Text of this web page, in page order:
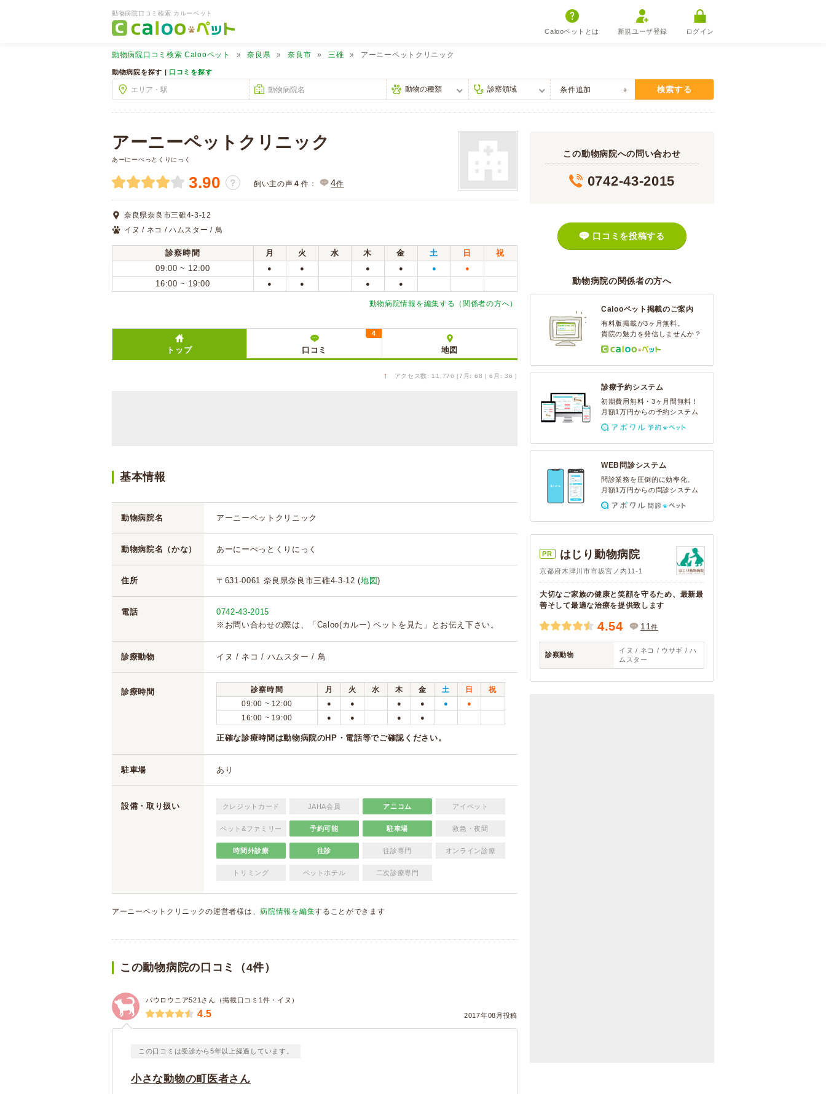
動物病院口コミ検索 カルーペット
Calooペットとは 新規ユーザ登録 ログイン
動物病院口コミ検索 Calooペット 奈良県 奈良市 三碓 アーニーペットクリニック
動物病院を探す | 口コミを探す
条件追加 検索する
アーニーペットクリニック
あーにーぺっとくりにっく
3.90 ？ 飼い主の声 4 件： 4件
奈良県奈良市三碓4-3-12
イヌ / ネコ / ハムスター / 鳥
診察時間 月 火 水 木 金 土 日
祝
09:00 ~ 12:00
● ● ● ● ● ●
16:00 ~ 19:00 ● ● ● ●
動物病院情報を編集する（関係者の方へ）
トップ 口コミ
4
地図
↑ アクセス数: 11,776 [7月: 68 | 6月: 36 ]
基本情報
動物病院名 アーニーペットクリニック
動物病院名（かな） あーにーぺっとくりにっく
住所 〒631-0061 奈良県奈良市三碓4-3-12 (地図)
電話
0742-43-2015
※お問い合わせの際は、「Caloo(カルー) ペットを見た」とお伝え下さい。
診療動物 イヌ / ネコ / ハムスター / 鳥
診療時間 診察時間 月 火 水 木 金 土 日
祝
09:00 ~ 12:00
● ● ● ● ● ●
16:00 ~ 19:00 ● ● ● ●
正確な診療時間は動物病院のHP・電話等でご確認ください。
駐車場 あり
設備・取り扱い クレジットカード JAHA会員 アニコム アイペット
ペット&ファミリー 予約可能 駐車場 救急・夜間
時間外診療 往診 往診専門 オンライン診療
トリミング ペットホテル 二次診療専門
アーニーペットクリニックの運営者様は、病院情報を編集することができます
この動物病院の口コミ（4件）
パウロウニア521さん（掲載口コミ1件・イヌ）
2017年08月投稿
4.5
この口コミは受診から5年以上経過しています。
小さな動物の町医者さん
この動物病院への問い合わせ
0742-43-2015
口コミを投稿する
動物病院の関係者の方へ
Calooペット掲載のご案内
有料版掲載が3ヶ月無料。
貴院の魅力を発信しませんか？
診療予約システム
初期費用無料・3ヶ月間無料！
月額1万円からの予約システム
WEB問診システム
問診業務を圧倒的に効率化。
月額1万円からの問診システム
PR はじり動物病院
京都府木津川市市坂宮ノ内11-1
大切なご家族の健康と笑顔を守るため、最新最
善そして最適な治療を提供致します
4.54 11件
診察動物
イヌ / ネコ / ウサギ / ハ
ムスター